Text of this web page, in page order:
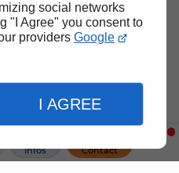
social networks
"I Agree" you consent to
providers Google
I AGREE
Infos Contact